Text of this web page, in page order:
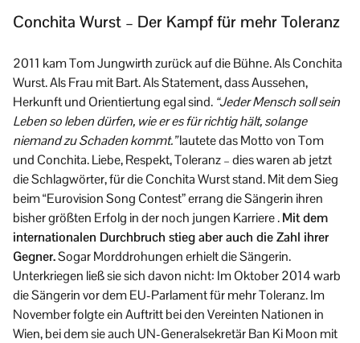
Conchita Wurst – Der Kampf für mehr Toleranz
2011 kam Tom Jungwirth zurück auf die Bühne. Als Conchita
Wurst. Als Frau mit Bart. Als Statement, dass Aussehen,
Herkunft und Orientiertung egal sind. “Jeder Mensch soll sein
Leben so leben dürfen, wie er es für richtig hält, solange
niemand zu Schaden kommt.”lautete das Motto von Tom
und Conchita. Liebe, Respekt, Toleranz – dies waren ab jetzt
die Schlagwörter, für die Conchita Wurst stand. Mit dem Sieg
beim “Eurovision Song Contest” errang die Sängerin ihren
bisher größten Erfolg in der noch jungen Karriere .Mit dem
internationalen Durchbruch stieg aber auch die Zahl ihrer
Gegner.Sogar Morddrohungen erhielt die Sängerin.
Unterkriegen ließ sie sich davon nicht: Im Oktober 2014 warb
die Sängerin vor dem EU-Parlament für mehr Toleranz. Im
November folgte ein Auftritt bei den Vereinten Nationen in
Wien, bei dem sie auch UN-Generalsekretär Ban Ki Moon mit